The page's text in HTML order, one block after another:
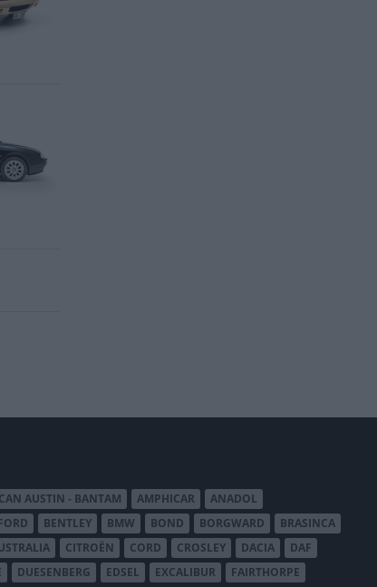
AUSTIN - BANTAM AMPHICAR
ANADOL
BENTLEY BMW BOND BORGWARD
BRASINCA
CITROËN CORD CROSLEY DACIA
DAF
DUESENBERG EDSEL EXCALIBUR FAIRTHORPE